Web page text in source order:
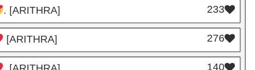
. [ARITHRA] 233
[ARITHRA] 276
. [ARITHRA] 140